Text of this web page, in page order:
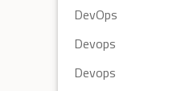
DevOps
Devops
Devops